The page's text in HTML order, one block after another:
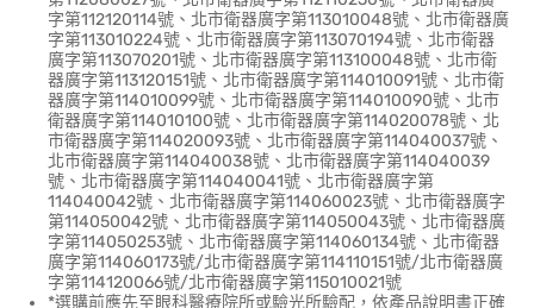
字第112120114號、北市衛器廣字第113010048號、北市衛器廣
字第113010224號、北市衛器廣字第113070194號、北市衛器
廣字第113070201號、北市衛器廣字第113100048號、北市衛
器廣字第113120151號、北市衛器廣字第114010091號、北市衛
器廣字第114010099號、北市衛器廣字第114010090號、北市
衛器廣字第114010100號、北市衛器廣字第114020078號、北
市衛器廣字第114020093號、北市衛器廣字第114040037號、
北市衛器廣字第114040038號、北市衛器廣字第114040039
號、北市衛器廣字第114040041號、北市衛器廣字第
114040042號、北市衛器廣字第114060023號、北市衛器廣字
第114050042號、北市衛器廣字第114050043號、北市衛器廣
字第114050253號、北市衛器廣字第114060134號、北市衛器
廣字第114060173號/北市衛器廣字第114110151號/北市衛器廣
字第114120066號/北市衛器廣字第115010021號
*選購前應先至眼科醫療院所或驗光所驗配，依產品說明書正確